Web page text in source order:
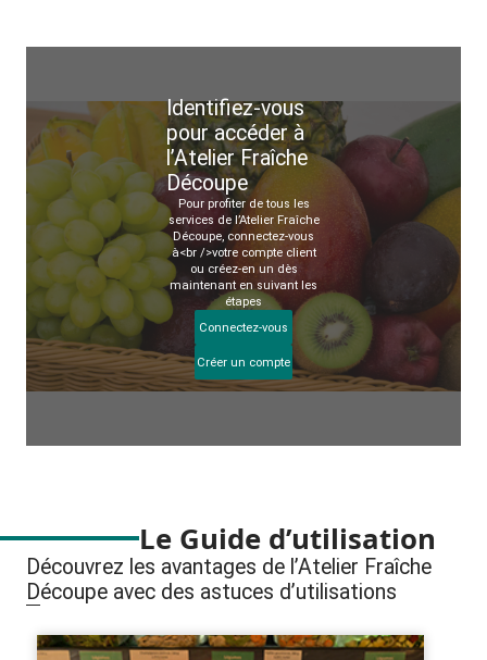
Identifiez-vous
pour accéder à
l’Atelier Fraîche
Découpe
Pour profiter de tous les
services de l’Atelier Fraîche
Découpe, connectez-vous
à<br />votre compte client
ou créez-en un dès
maintenant en suivant les
étapes
Connectez-vous
Créer un compte
Le Guide d’utilisation
Découvrez les avantages de l’Atelier Fraîche
Découpe avec des astuces d’utilisations